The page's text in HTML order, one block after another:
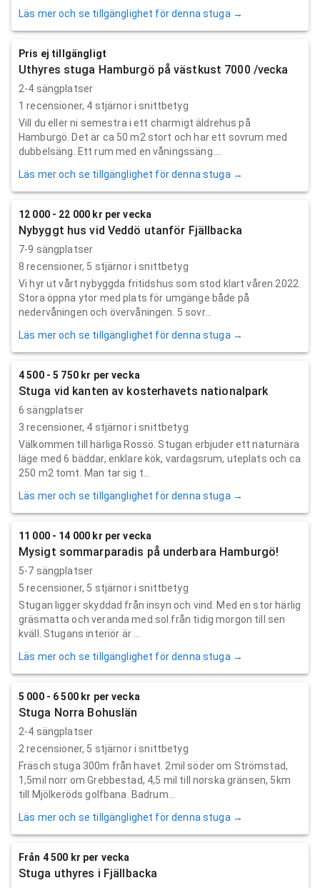
Läs mer och se tillgänglighet för denna stuga →
Pris ej tillgängligt
Uthyres stuga Hamburgö på västkust 7000 /vecka
2-4 sängplatser
1 recensioner, 4 stjärnor i snittbetyg
Vill du eller ni semestra i ett charmigt äldrehus på
Hamburgö. Det är ca 50 m2 stort och har ett sovrum med
dubbelsäng. Ett rum med en våningssäng....
Läs mer och se tillgänglighet för denna stuga →
12 000 - 22 000 kr per vecka
Nybyggt hus vid Veddö utanför Fjällbacka
7-9 sängplatser
8 recensioner, 5 stjärnor i snittbetyg
Vi hyr ut vårt nybyggda fritidshus som stod klart våren 2022.
Stora öppna ytor med plats för umgänge både på
nedervåningen och övervåningen. 5 sovr...
Läs mer och se tillgänglighet för denna stuga →
4 500 - 5 750 kr per vecka
Stuga vid kanten av kosterhavets nationalpark
6 sängplatser
3 recensioner, 4 stjärnor i snittbetyg
Välkommen till härliga Rossö. Stugan erbjuder ett naturnära
läge med 6 bäddar, enklare kök, vardagsrum, uteplats och ca
250 m2 tomt. Man tar sig t...
Läs mer och se tillgänglighet för denna stuga →
11 000 - 14 000 kr per vecka
Mysigt sommarparadis på underbara Hamburgö!
5-7 sängplatser
5 recensioner, 5 stjärnor i snittbetyg
Stugan ligger skyddad från insyn och vind. Med en stor härlig
gräsmatta och veranda med sol från tidig morgon till sen
kväll. Stugans interiör är ...
Läs mer och se tillgänglighet för denna stuga →
5 000 - 6 500 kr per vecka
Stuga Norra Bohuslän
2-4 sängplatser
2 recensioner, 5 stjärnor i snittbetyg
Fräsch stuga 300m från havet. 2mil söder om Strömstad,
1,5mil norr om Grebbestad, 4,5 mil till norska gränsen, 5km
till Mjölkeröds golfbana. Badrum...
Läs mer och se tillgänglighet för denna stuga →
Från 4 500 kr per vecka
Stuga uthyres i Fjällbacka